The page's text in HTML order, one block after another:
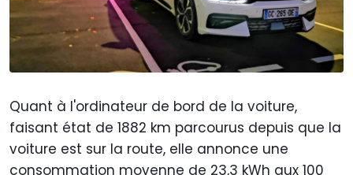
Quant à l'ordinateur de bord de la voiture,
faisant état de 1882 km parcourus depuis que la
voiture est sur la route, elle annonce une
consommation moyenne de 23,3 kWh aux 100